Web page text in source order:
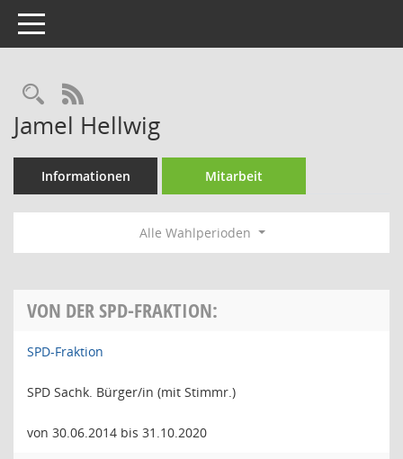
Toggle navigation
Rechercheauswahl
RSS-Feed
Jamel Hellwig
Informationen Mitarbeit
Alle Wahlperioden
VON DER SPD-FRAKTION:
SPD-Fraktion
SPD Sachk. Bürger/in (mit Stimmr.)
von 30.06.2014 bis 31.10.2020